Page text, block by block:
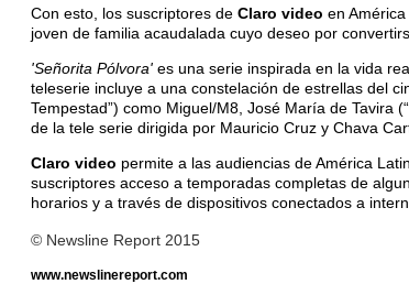
Con esto, los suscriptores de Claro video en
joven de familia acaudalada cuyo deseo por
'Señorita Pólvora' es una serie inspirada en la vida
teleserie incluye a una constelación de estrellas del
Tempestad”) como Miguel/M8, José María de Tavira
de la tele serie dirigida por Mauricio Cruz y Chava
Claro video permite a las audiencias de América
suscriptores acceso a temporadas completas de
horarios y a través de dispositivos conectados a
© Newsline Report 2015
www.newslinereport.com